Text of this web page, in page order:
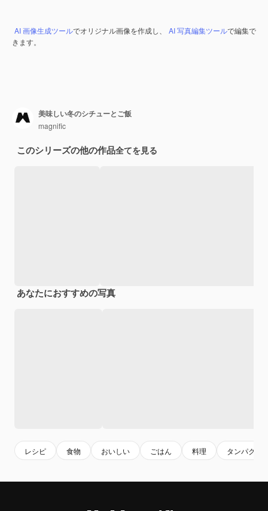
AI 画像生成ツールでオリジナル画像を作成し、 AI 写真編集ツールで編集で
きます。
美味しい冬のシチューとご飯
magnific
このシリーズの他の作品全てを見る
あなたにおすすめの写真
レシピ 食物 おいしい ごはん 料理 タンパク質